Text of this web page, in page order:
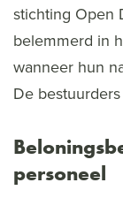
stichting Open
belemmerd in
wanneer hun
De
personeel